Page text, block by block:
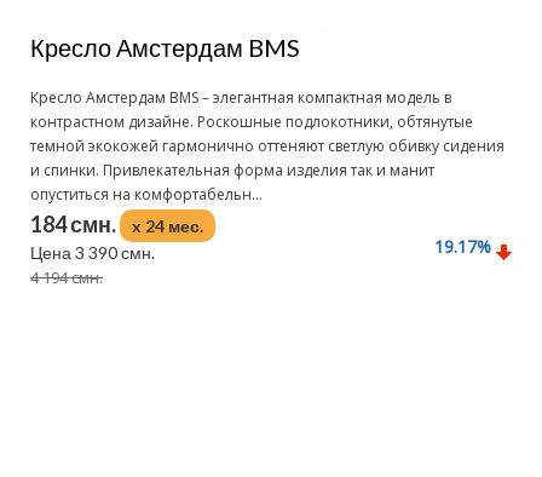
Кресло Амстердам BMS
Кресло Амстердам BMS – элегантная компактная модель в
контрастном дизайне. Роскошные подлокотники, обтянутые
темной экокожей гармонично оттеняют светлую обивку сидения
и спинки. Привлекательная форма изделия так и манит
опуститься на комфортабельн...
184 смн.
x 24 мес.
Цена 3 390 смн.
4 194 смн.
19.17%